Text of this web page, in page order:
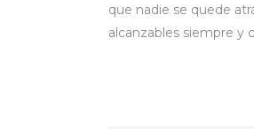
que nadie se quede
alcanzables siempre y